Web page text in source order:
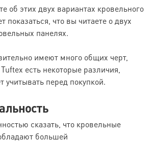
об этих двух вариантах кровельного
показаться, что вы читаете о двух
панелях.
имеют много общих черт,
есть некоторые различия,
учитывать перед покупкой.
сказать, что кровельные
большей